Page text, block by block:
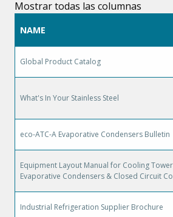
Mostrar todas las columnas
NAME
Global Product Catalog
What's In Your Stainless Steel
eco-ATC-A Evaporative Condensers Bulletin
Equipment Layout Manual for Cooling
Evaporative Condensers & Closed Circuit
Industrial Refrigeration Supplier Brochure